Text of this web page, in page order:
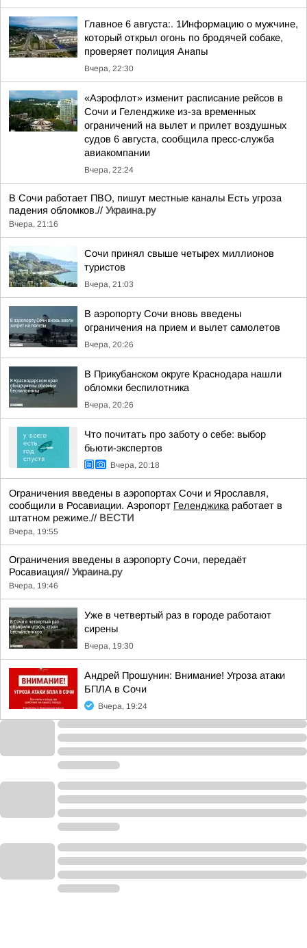
Главное 6 августа:. 1Информацию о мужчине,
который открыл огонь по бродячей собаке,
проверяет полиция Анапы
Вчера, 22:30
«Аэрофлот» изменит расписание рейсов в
Сочи и Геленджике из-за временных
ограничений на вылет и прилет воздушных
судов 6 августа, сообщила пресс-служба
авиакомпании
Вчера, 22:24
В Сочи работает ПВО, пишут местные каналы Есть угроза
падения обломков.// Украина.ру
Вчера, 21:16
Сочи принял свыше четырех миллионов
туристов
Вчера, 21:03
В аэропорту Сочи вновь введены
ограничения на прием и вылет самолетов
Вчера, 20:26
В Прикубанском округе Краснодара нашли
обломки беспилотника
Вчера, 20:26
Что почитать про заботу о себе: выбор
бьюти-экспертов
Вчера, 20:18
Ограничения введены в аэропортах Сочи и Ярославля,
сообщили в Росавиации. Аэропорт Геленджика работает в
штатном режиме.// ВЕСТИ
Вчера, 19:55
Ограничения введены в аэропорту Сочи, передаёт
Росавиация// Украина.ру
Вчера, 19:46
Уже в четвертый раз в городе работают
сирены
Вчера, 19:30
Андрей Прошунин: Внимание! Угроза атаки
БПЛА в Сочи
Вчера, 19:24